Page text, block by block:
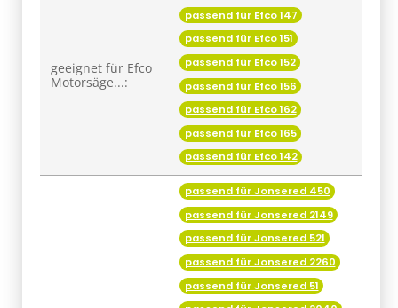
geeignet für Efco
Motorsäge...:
passend für Efco 147
passend für Efco 151
passend für Efco 152
passend für Efco 156
passend für Efco 162
passend für Efco 165
passend für Efco 142
passend für Jonsered 450
passend für Jonsered 2149
passend für Jonsered 521
passend für Jonsered 2260
passend für Jonsered 51